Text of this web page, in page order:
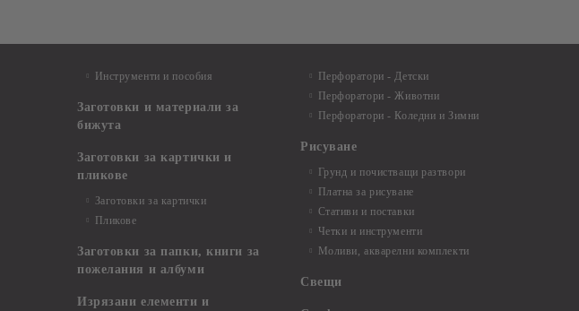
Инструменти и пособия
Заготовки и материали за
бижута
Заготовки за картички и
пликове
Заготовки за картички
Пликове
Заготовки за папки, книги за
пожелания и албуми
Изрязани елементи и
Перфоратори - Детски
Перфоратори - Животни
Перфоратори - Коледни и Зимни
Рисуване
Грунд и почистващи разтвори
Платна за рисуване
Стативи и поставки
Четки и инструменти
Моливи, акварелни комплекти
Свещи